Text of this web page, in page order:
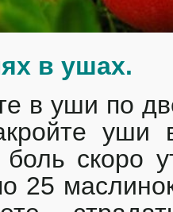
в ушах.
в уши по
уши
скоро
25